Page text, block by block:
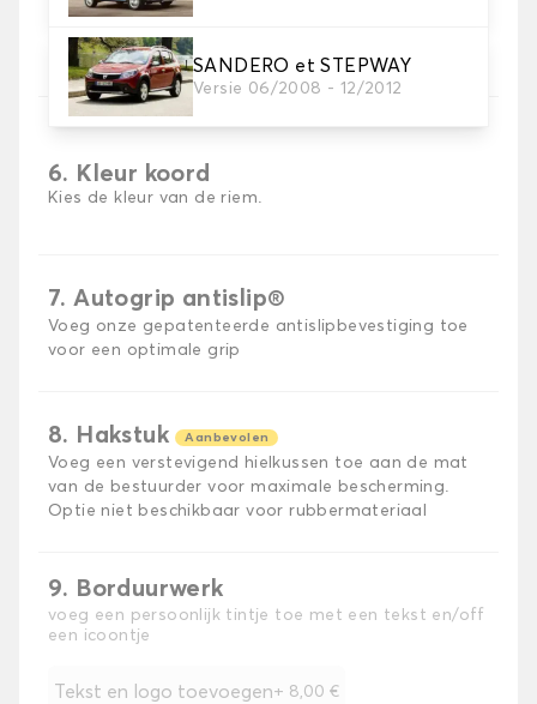
SANDERO et STEPWAY
Versie 06/2008 - 12/2012
5. Materiaal riem
Kies het materiaal voor de riem.
6. Kleur koord
Kies de kleur van de riem.
7. Autogrip antislip®
Voeg onze gepatenteerde antislipbevestiging toe
voor een optimale grip
8. Hakstuk Aanbevolen
Voeg een verstevigend hielkussen toe aan de mat
van de bestuurder voor maximale bescherming.
Optie niet beschikbaar voor rubbermateriaal
9. Borduurwerk
voeg een persoonlijk tintje toe met een tekst en/off
een icoontje
Tekst en logo toevoegen+ 8,00 €